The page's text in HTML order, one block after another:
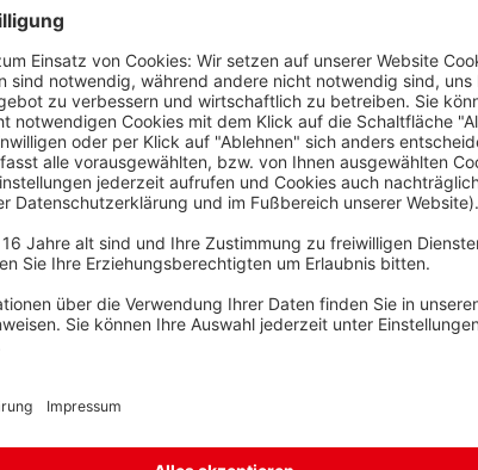
Spendendose stellvertretend an
hat die Erlöse eines
gespendet. Hintergrund
Lagers der IT-Abteilung im